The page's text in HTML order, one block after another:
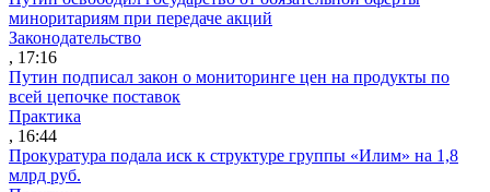
миноритариям при передаче акций
Законодательство
, 17:16
Путин подписал закон о мониторинге цен на продукты по
всей цепочке поставок
Практика
, 16:44
Прокуратура подала иск к структуре группы «Илим» на 1,8
млрд руб.